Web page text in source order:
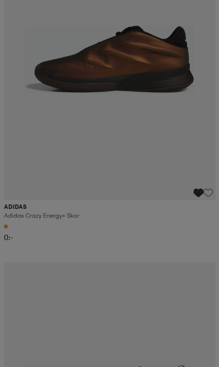
ADIDAS
Adidas Crazy Energy+ Skor
0:-